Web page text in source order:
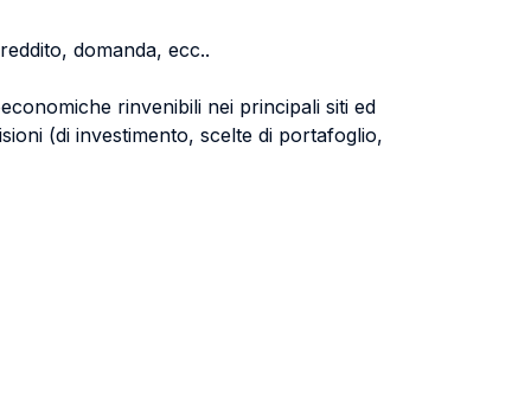
domanda, ecc..
rinvenibili nei principali siti ed
(di investimento, scelte di portafoglio,